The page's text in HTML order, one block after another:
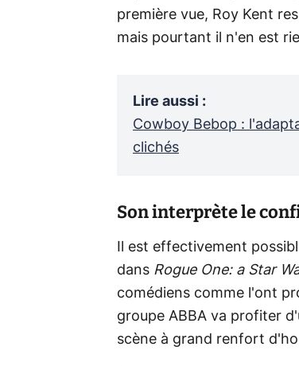
première vue, Roy Kent
mais pourtant il n'en est
Lire aussi :
Cowboy Bebop :
clichés
Son interprète le
Il est effectivement
dans Rogue One: a Star
comédiens comme l'ont
groupe ABBA va profiter
scène à grand renfort